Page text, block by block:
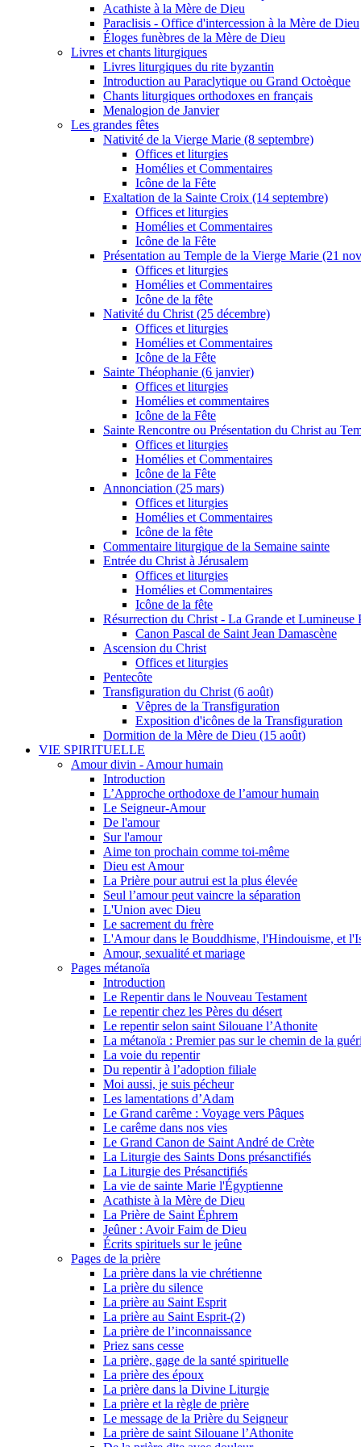
Acathiste à la Mère de Dieu
Paraclisis - Office d'intercession à la Mère de Dieu
Éloges funèbres de la Mère de Dieu
Livres et chants liturgiques
Livres liturgiques du rite byzantin
Introduction au Paraclytique ou Grand Octoèque
Chants liturgiques orthodoxes en français
Menalogion de Janvier
Les grandes fêtes
Nativité de la Vierge Marie (8 septembre)
Offices et liturgies
Homélies et Commentaires
Icône de la Fête
Exaltation de la Sainte Croix (14 septembre)
Offices et liturgies
Homélies et Commentaires
Icône de la Fête
Présentation au Temple de la Vierge Marie (21
Offices et liturgies
Homélies et Commentaires
Icône de la fête
Nativité du Christ (25 décembre)
Offices et liturgies
Homélies et Commentaires
Icône de la Fête
Sainte Théophanie (6 janvier)
Offices et liturgies
Homélies et commentaires
Icône de la Fête
Sainte Rencontre ou Présentation du Christ au
Offices et liturgies
Homélies et Commentaires
Icône de la Fête
Annonciation (25 mars)
Offices et liturgies
Homélies et Commentaires
Icône de la fête
Commentaire liturgique de la Semaine sainte
Entrée du Christ à Jérusalem
Offices et liturgies
Homélies et Commentaires
Icône de la fête
Résurrection du Christ - La Grande et Lumineuse
Canon Pascal de Saint Jean Damascène
Ascension du Christ
Offices et liturgies
Pentecôte
Transfiguration du Christ (6 août)
Vêpres de la Transfiguration
Exposition d'icônes de la Transfiguration
Dormition de la Mère de Dieu (15 août)
VIE SPIRITUELLE
Amour divin - Amour humain
Introduction
L’Approche orthodoxe de l’amour humain
Le Seigneur-Amour
De l'amour
Sur l'amour
Aime ton prochain comme toi-même
Dieu est Amour
La Prière pour autrui est la plus élevée
Seul l’amour peut vaincre la séparation
L'Union avec Dieu
Le sacrement du frère
L'Amour dans le Bouddhisme, l'Hindouisme, et
Amour, sexualité et mariage
Pages métanoïa
Introduction
Le Repentir dans le Nouveau Testament
Le repentir chez les Pères du désert
Le repentir selon saint Silouane l’Athonite
La métanoïa : Premier pas sur le chemin de la
La voie du repentir
Du repentir à l’adoption filiale
Moi aussi, je suis pécheur
Les lamentations d’Adam
Le Grand carême : Voyage vers Pâques
Le carême dans nos vies
Le Grand Canon de Saint André de Crète
La Liturgie des Saints Dons présanctifiés
La Liturgie des Présanctifiés
La vie de sainte Marie l'Égyptienne
Acathiste à la Mère de Dieu
La Prière de Saint Éphrem
Jeûner : Avoir Faim de Dieu
Écrits spirituels sur le jeûne
Pages de la prière
La prière dans la vie chrétienne
La prière du silence
La prière au Saint Esprit
La prière au Saint Esprit-(2)
La prière de l’inconnaissance
Priez sans cesse
La prière, gage de la santé spirituelle
La prière des époux
La prière dans la Divine Liturgie
La prière et la règle de prière
Le message de la Prière du Seigneur
La prière de saint Silouane l’Athonite